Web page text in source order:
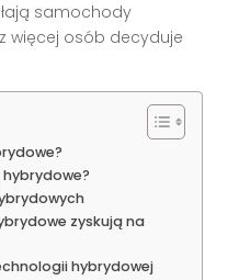
samochody
więcej osób decyduje
zyskują na
hybrydowej